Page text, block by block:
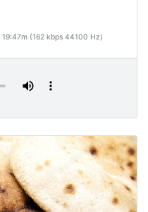
(162 kbps 44100 Hz)